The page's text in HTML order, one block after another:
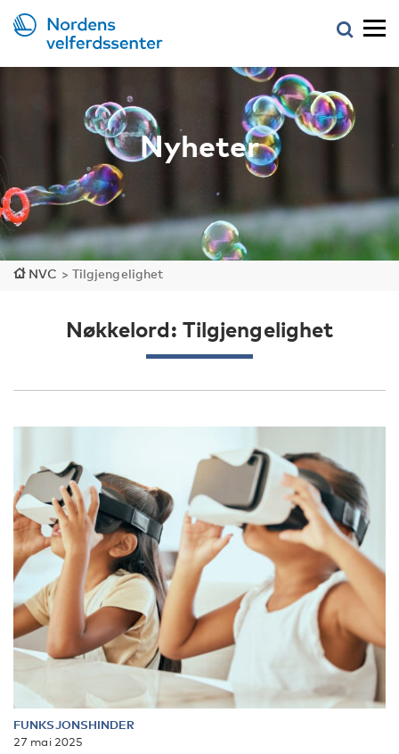
Nyheter
NVC > Tilgjengelighet
Nøkkelord: Tilgjengelighet
FUNKSJONSHINDER
27 mai 2025